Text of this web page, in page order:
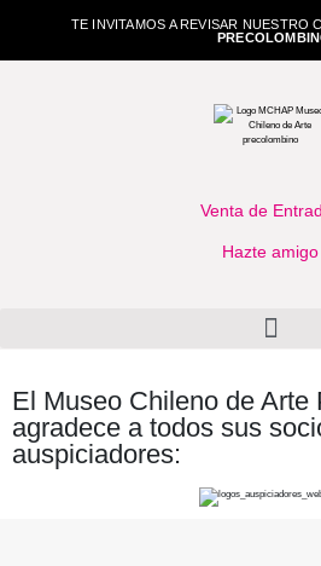
TE INVITAMOS A REVISAR NUESTRO
Venta de
Hazte amigo
El Museo Chileno de Arte
agradece a todos sus
auspiciadores: